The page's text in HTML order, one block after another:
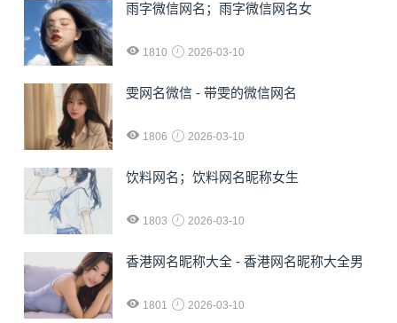
雨字微信网名；雨字微信网名女
1810 2026-03-10
雯网名微信 - 带雯的微信网名
1806 2026-03-10
饮料网名；饮料网名昵称女生
1803 2026-03-10
香港网名昵称大全 - 香港网名昵称大全男
1801 2026-03-10